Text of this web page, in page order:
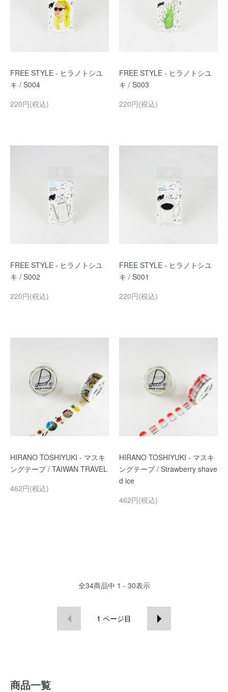
FREE STYLE - ヒラノトシユ
キ / S004
220円(税込)
FREE STYLE - ヒラノトシユ
キ / S003
220円(税込)
FREE STYLE - ヒラノトシユ
キ / S002
220円(税込)
FREE STYLE - ヒラノトシユ
キ / S001
220円(税込)
HIRANO TOSHIYUKI - マスキ
ングテープ / TAIWAN TRAVEL
462円(税込)
HIRANO TOSHIYUKI - マスキ
ングテープ / Strawberry shave
d ice
462円(税込)
全34商品中 1 - 30表示
1 ページ目
商品一覧